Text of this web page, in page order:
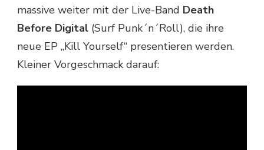
massive weiter mit der Live-Band Death
Before Digital (Surf Punk´n´Roll), die ihre
neue EP „Kill Yourself“ presentieren werden.
Kleiner Vorgeschmack darauf: